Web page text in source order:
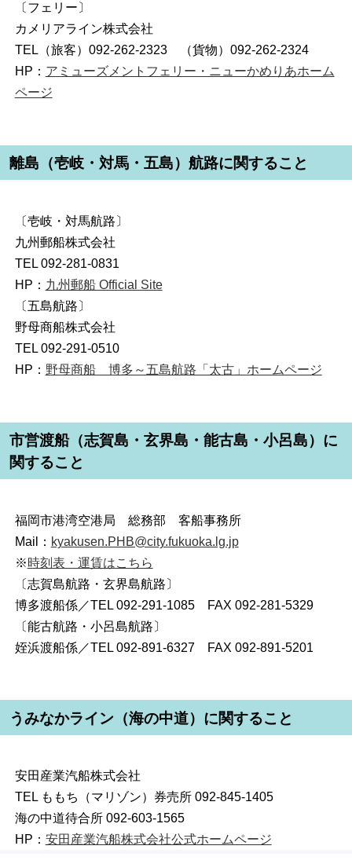
〔フェリー〕
カメリアライン株式会社
TEL（旅客）092-262-2323 （貨物）092-262-2324
HP： アミューズメントフェリー・ニューかめりあホーム
ページ
離島（壱岐・対馬・五島）航路に関すること
〔壱岐・対馬航路〕
九州郵船株式会社
TEL 092-281-0831
HP： 九州郵船 Official Site
〔五島航路〕
野母商船株式会社
TEL 092-291-0510
HP： 野母商船 博多～五島航路「太古」ホームページ
市営渡船（志賀島・玄界島・能古島・小呂島）に
関すること
福岡市港湾空港局 総務部 客船事務所
Mail： kyakusen.PHB@city.fukuoka.lg.jp
※時刻表・運賃はこちら
〔志賀島航路・玄界島航路〕
博多渡船係／TEL 092-291-1085 FAX 092-281-5329
〔能古航路・小呂島航路〕
姪浜渡船係／TEL 092-891-6327 FAX 092-891-5201
うみなかライン（海の中道）に関すること
安田産業汽船株式会社
TEL ももち（マリゾン）券売所 092-845-1405
海の中道待合所 092-603-1565
HP： 安田産業汽船株式会社公式ホームページ